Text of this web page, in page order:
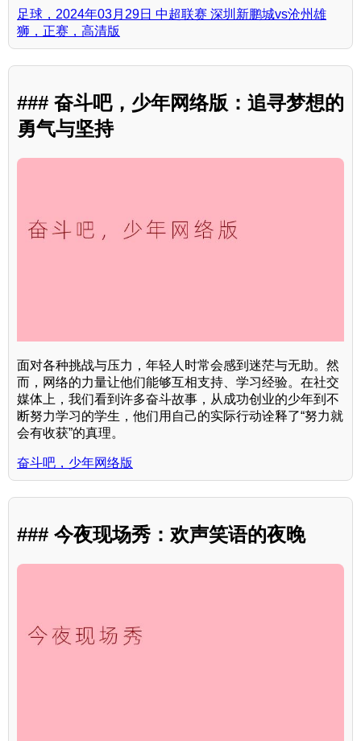
足球，2024年03月29日 中超联赛 深圳新鹏城vs沧州雄
狮，正赛，高清版
### 奋斗吧，少年网络版：追寻梦想的
勇气与坚持
面对各种挑战与压力，年轻人时常会感到迷茫与无助。然
而，网络的力量让他们能够互相支持、学习经验。在社交
媒体上，我们看到许多奋斗故事，从成功创业的少年到不
断努力学习的学生，他们用自己的实际行动诠释了“努力就
会有收获”的真理。
奋斗吧，少年网络版
### 今夜现场秀：欢声笑语的夜晚